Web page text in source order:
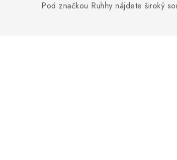
Pod značkou Ruhhy nájdete široký